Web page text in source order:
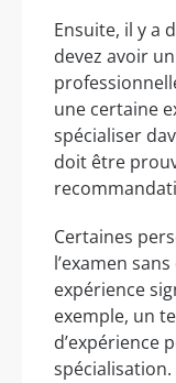
Ensuite, il y a
devez avoir
une certaine
spécialiser
doit être
Certaines
l’examen
expérience
exemple, un
d’expérience
spécialisation.